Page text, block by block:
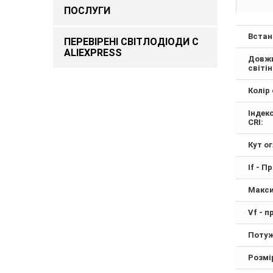
ПОСЛУГИ
ПЕРЕВІРЕНІ СВІТЛОДІОДИ С
ALIEXPRESS
Колір
CRI:
Кут
If -
Vf -